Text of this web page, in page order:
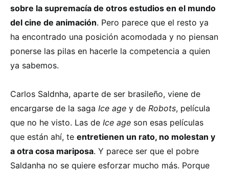
sobre la supremacía de otros estudios en el mundo
del cine de animación. Pero parece que el resto ya
ha encontrado una posición acomodada y no piensan
ponerse las pilas en hacerle la competencia a quien
ya sabemos.
Carlos Saldnha, aparte de ser brasileño, viene de
encargarse de la saga Ice age y de Robots, película
que no he visto. Las de Ice age son esas películas
que están ahí, te entretienen un rato, no molestan y
a otra cosa mariposa. Y parece ser que el pobre
Saldanha no se quiere esforzar mucho más. Porque